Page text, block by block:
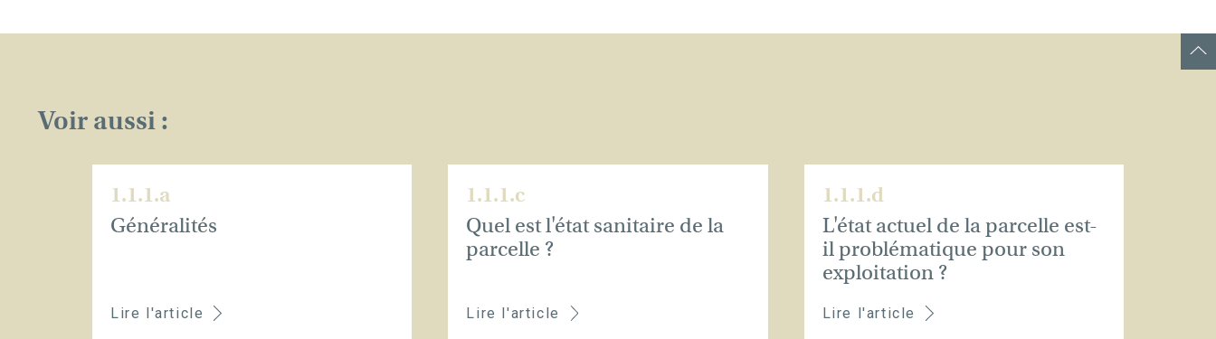
Voir aussi :
1.1.1.a
Généralités
Lire l'article
1.1.1.c
Quel est l'état sanitaire de la
parcelle ?
Lire l'article
1.1.1.d
L'état actuel de la parcelle est-
il problématique pour son
exploitation ?
Lire l'article